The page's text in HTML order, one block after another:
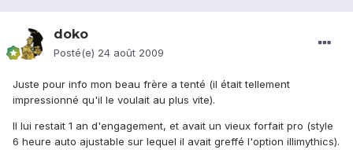
doko
Posté(e) 24 août 2009
Juste pour info mon beau frère a tenté (il était tellement
impressionné qu'il le voulait au plus vite).
Il lui restait 1 an d'engagement, et avait un vieux forfait pro (style
6 heure auto ajustable sur lequel il avait greffé l'option illimythics).